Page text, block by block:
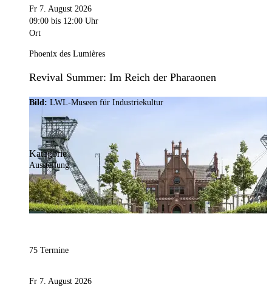
Fr 7. August 2026
09:00 bis 12:00 Uhr
Ort
Phoenix des Lumières
Revival Summer: Im Reich der Pharaonen
Bild: LWL-Museen für Industriekultur
Kategorie
Ausstellung
75 Termine
Fr 7. August 2026